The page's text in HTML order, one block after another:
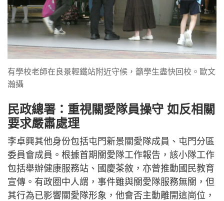
有學校老師在良景輕鐵站附近守候，籲學生盡快回校。歐文
瀚攝
民政總署：重視關愛隊員操守 如反相關
要求嚴肅處理
李卓興其他身份包括屯門新景關愛隊成員、屯門分區
委員會成員。根據首期關愛隊工作報告，該小隊工作
包括舉辦健康服務站、國慶茶敘，亦曾推動國民教育
宣傳。有政圈中人謂，事件雖與關愛隊服務無關，但
其行為已影響關愛隊形象，他會否主動離開這崗位，